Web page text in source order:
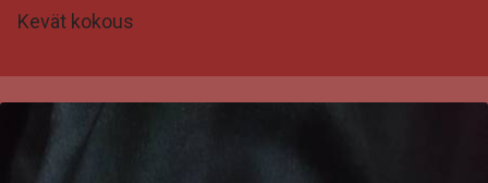
Kevät kokous